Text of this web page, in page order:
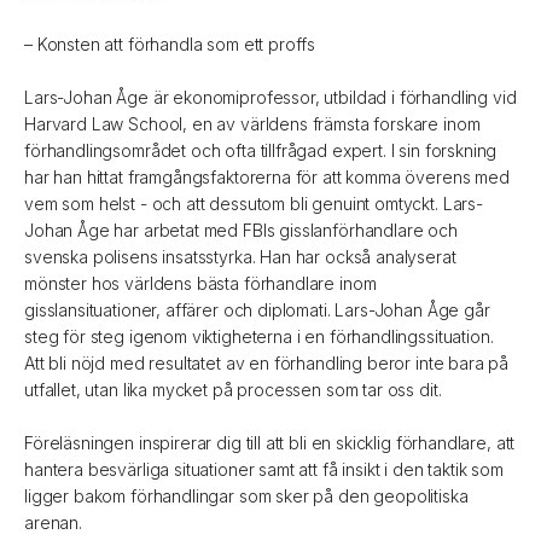
– Konsten att förhandla som ett proffs
Lars-Johan Åge är ekonomiprofessor, utbildad i förhandling vid
Harvard Law School, en av världens främsta forskare inom
förhandlingsområdet och ofta tillfrågad expert. I sin forskning
har han hittat framgångsfaktorerna för att komma överens med
vem som helst - och att dessutom bli genuint omtyckt. Lars-
Johan Åge har arbetat med FBIs gisslanförhandlare och
svenska polisens insatsstyrka. Han har också analyserat
mönster hos världens bästa förhandlare inom
gisslansituationer, affärer och diplomati. Lars-Johan Åge går
steg för steg igenom viktigheterna i en förhandlingssituation.
Att bli nöjd med resultatet av en förhandling beror inte bara på
utfallet, utan lika mycket på processen som tar oss dit.
Föreläsningen inspirerar dig till att bli en skicklig förhandlare, att
hantera besvärliga situationer samt att få insikt i den taktik som
ligger bakom förhandlingar som sker på den geopolitiska
arenan.